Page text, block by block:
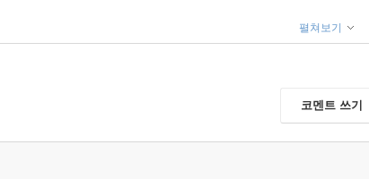
펼쳐보기
코멘트 쓰기